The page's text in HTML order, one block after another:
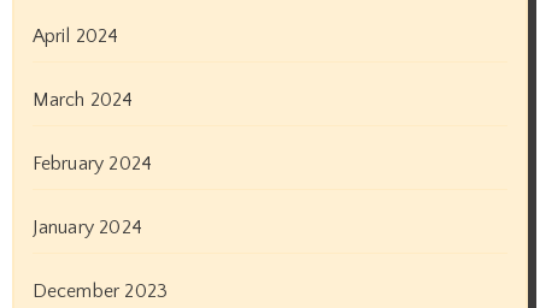
April 2024
March 2024
February 2024
January 2024
December 2023